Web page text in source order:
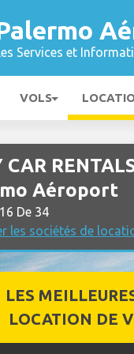
Services et
VOLS
CAR
Aéroport
De 34
les sociétés de
LES
LOCATION DE